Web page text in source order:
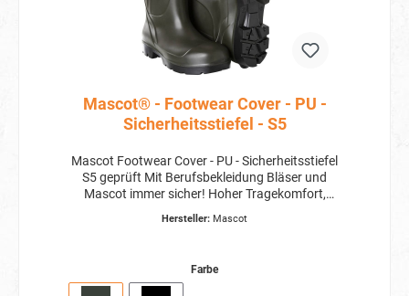
Mascot® - Footwear Cover - PU -
Sicherheitsstiefel - S5
Mascot Footwear Cover - PU - Sicherheitsstiefel
S5 geprüft Mit Berufsbekleidung Bläser und
Mascot immer sicher! Hoher Tragekomfort,
perfekte Arbeitsstiefel für dich und dein Team.
immer startklar für den Tag.
Hersteller: Mascot
Farbe